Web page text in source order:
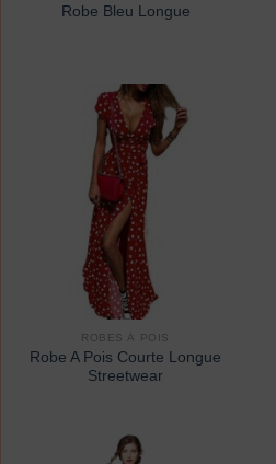
Robe Bleu Longue
ROBES À POIS
Robe A Pois Courte Longue
Streetwear